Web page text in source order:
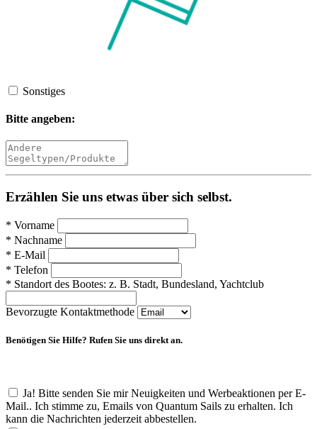
Sonstiges
Bitte angeben:
Erzählen Sie uns etwas über sich selbst.
* Vorname
* Nachname
* E-Mail
* Telefon
* Standort des Bootes: z. B. Stadt, Bundesland, Yachtclub
Bevorzugte Kontaktmethode
Benötigen Sie Hilfe? Rufen Sie uns direkt an.
Ja! Bitte senden Sie mir Neuigkeiten und Werbeaktionen per E-
Mail.. Ich stimme zu, Emails von Quantum Sails zu erhalten. Ich
kann die Nachrichten jederzeit abbestellen.